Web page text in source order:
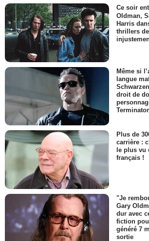
Ce soir
Oldman,
Harris
thrillers
Même si
langue
droit de
Terminator
Plus de
carrière :
le plus vu
français !
"Je
Gary
dur avec
fiction
généré 7
sortie